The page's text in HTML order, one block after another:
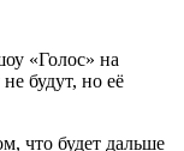
«Голос» на
будут, но её
что будет дальше